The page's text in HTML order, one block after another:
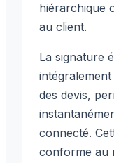
hiérarchique
au client.
La signature
intégralement
des devis,
connecté.
conforme au